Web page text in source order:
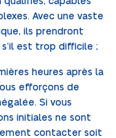
Avec une vaste
ils prendront
est trop difficile ;
heures après la
efforçons de
Si vous
initiales ne sont
contacter soit